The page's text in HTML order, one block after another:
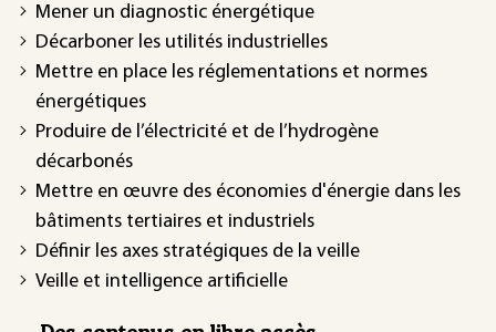
Mener un diagnostic énergétique
Décarboner les utilités industrielles
Mettre en place les réglementations et normes
énergétiques
Produire de l’électricité et de l’hydrogène
décarbonés
Mettre en œuvre des économies d'énergie dans les
bâtiments tertiaires et industriels
Définir les axes stratégiques de la veille
Veille et intelligence artificielle